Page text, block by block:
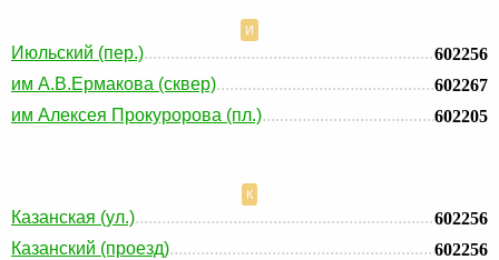
И
Июльский (пер.)
602256
им А.В.Ермакова (сквер)
602267
им Алексея Прокуророва (пл.)
602205
К
Казанская (ул.)
602256
Казанский (проезд)
602256